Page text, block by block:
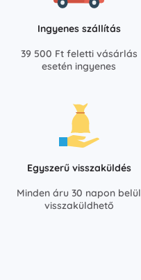
Ingyenes szállítás
39 500 Ft feletti vásárlás
esetén ingyenes
Egyszerű visszaküldés
Minden áru 30 napon belül
visszaküldhető